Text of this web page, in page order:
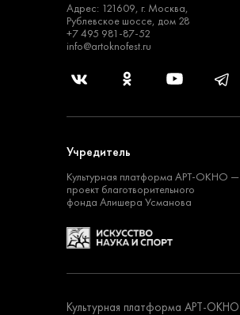
Адрес: 121609, г. Москва,
Рублевское шоссе, дом 28
+7 495 981-87-52
info@artoknofest.ru
Учредитель
Культурная платформа АРТ-ОКНО —
проект благотворительного
фонда Алишера Усманова
Культурная платформа АРТ-ОКНО